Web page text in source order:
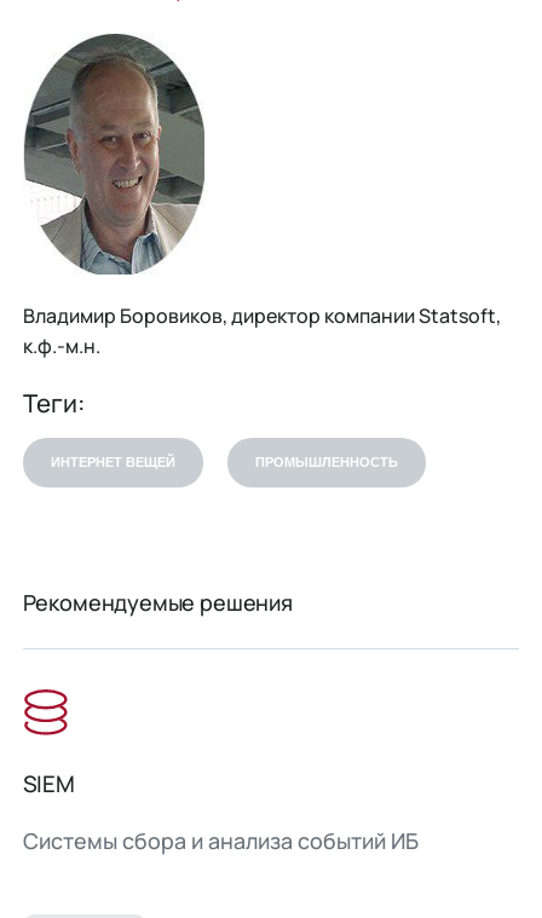
Владимир Боровиков, директор компании Statsoft,
к.ф.-м.н.
Теги:
ИНТЕРНЕТ ВЕЩЕЙ ПРОМЫШЛЕННОСТЬ
Рекомендуемые решения
SIEM
Системы сбора и анализа событий ИБ